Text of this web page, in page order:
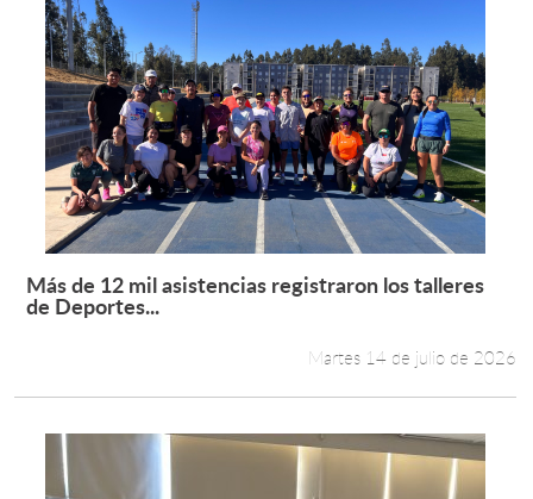
Leer más +
Más de 12 mil asistencias registraron los talleres
de Deportes...
Martes 14 de julio de 2026